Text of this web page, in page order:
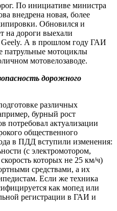
По инициативе министра
внедрена новая, более
Обновился и
на дороги выехали
Geely. А в прошлом году ГАИ
патрульные мотоциклы
мотовелозаводе.
дорожного
различных
бурный рост
потребовал актуализации
общественного
в ПДД вступили изменения:
(с электромотором,
которых не 25 км/ч)
средствами, а их
Если же техника
как мопед или
регистрации в ГАИ и